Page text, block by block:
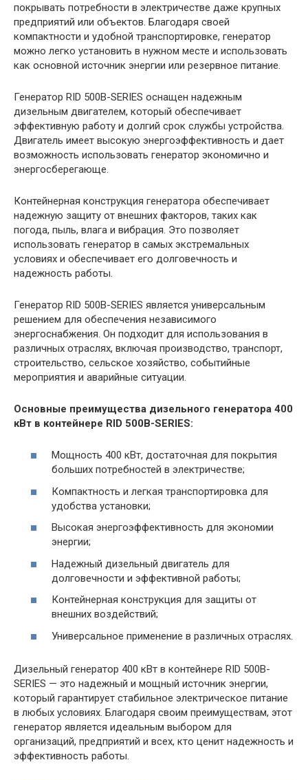
покрывать потребности в электричестве даже крупных
предприятий или объектов. Благодаря своей
компактности и удобной транспортировке, генератор
можно легко установить в нужном месте и использовать
как основной источник энергии или резервное питание.
Генератор RID 500B-SERIES оснащен надежным
дизельным двигателем, который обеспечивает
эффективную работу и долгий срок службы устройства.
Двигатель имеет высокую энергоэффективность и дает
возможность использовать генератор экономично и
энергосберегающе.
Контейнерная конструкция генератора обеспечивает
надежную защиту от внешних факторов, таких как
погода, пыль, влага и вибрация. Это позволяет
использовать генератор в самых экстремальных
условиях и обеспечивает его долговечность и
надежность работы.
Генератор RID 500B-SERIES является универсальным
решением для обеспечения независимого
энергоснабжения. Он подходит для использования в
различных отраслях, включая производство, транспорт,
строительство, сельское хозяйство, событийные
мероприятия и аварийные ситуации.
Основные преимущества дизельного генератора 400
кВт в контейнере RID 500B-SERIES:
Мощность 400 кВт, достаточная для покрытия
больших потребностей в электричестве;
Компактность и легкая транспортировка для
удобства установки;
Высокая энергоэффективность для экономии
энергии;
Надежный дизельный двигатель для
долговечности и эффективной работы;
Контейнерная конструкция для защиты от
внешних воздействий;
Универсальное применение в различных отраслях.
Дизельный генератор 400 кВт в контейнере RID 500B-
SERIES — это надежный и мощный источник энергии,
который гарантирует стабильное электрическое питание
в любых условиях. Благодаря своим преимуществам, этот
генератор является идеальным выбором для
организаций, предприятий и всех, кто ценит надежность и
эффективность работы.